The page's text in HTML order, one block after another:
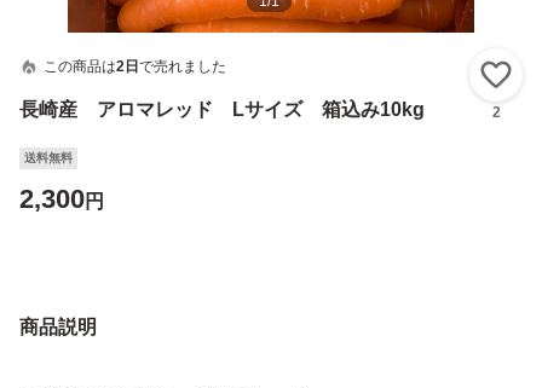
この商品は2日 で売れました
長崎産 アロマレッド Lサイズ 箱込み10kg 2
送料無料
2,300円
商品説明